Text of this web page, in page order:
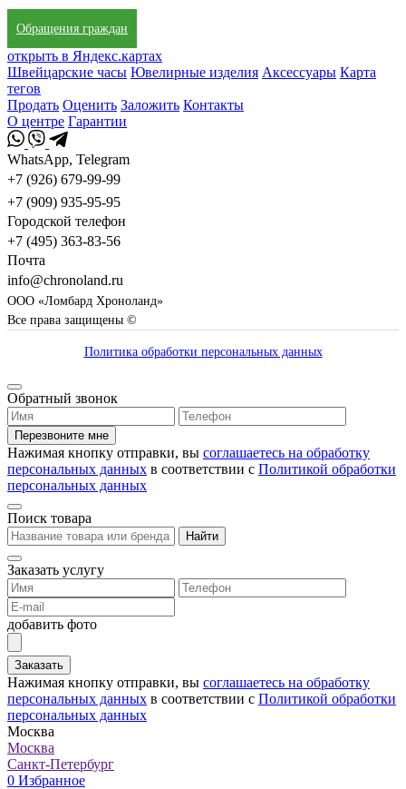
Обращения граждан
открыть в Яндекс.картах
Швейцарские часы Ювелирные изделия Аксессуары Карта
тегов
Продать Оценить Заложить Контакты
О центре Гарантии
WhatsApp, Telegram
+7 (926) 679-99-99
+7 (909) 935-95-95
Городской телефон
+7 (495) 363-83-56
Почта
info@chronoland.ru
ООО «Ломбард Хроноланд»
Все права защищены ©
Политика обработки персональных данных
Обратный звонок
Перезвоните мне
Нажимая кнопку отправки, вы соглашаетесь на обработку
персональных данных в соответствии с Политикой обработки
персональных данных
Поиск товара
Найти
Заказать услугу
добавить фото
Заказать
Нажимая кнопку отправки, вы соглашаетесь на обработку
персональных данных в соответствии с Политикой обработки
персональных данных
Москва
Москва
Санкт-Петербург
0 Избранное